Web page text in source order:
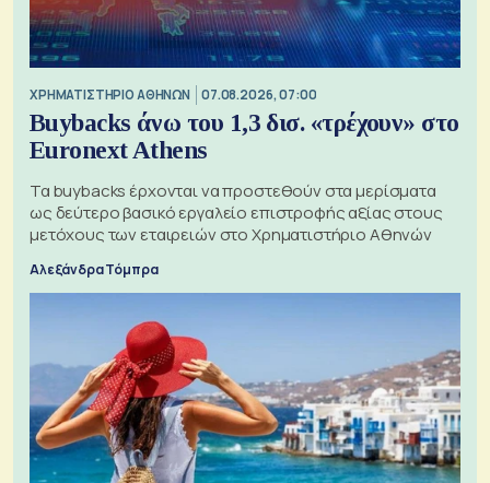
XΡΗΜΑΤΙΣΤΗΡΙΟ ΑΘΗΝΩΝ 07.08.2026, 07:00
Buybacks άνω του 1,3 δισ. «τρέχουν» στο
Euronext Athens
Τα buybacks έρχονται να προστεθούν στα μερίσματα
ως δεύτερο βασικό εργαλείο επιστροφής αξίας στους
μετόχους των εταιρειών στο Χρηματιστήριο Αθηνών
Αλεξάνδρα Τόμπρα